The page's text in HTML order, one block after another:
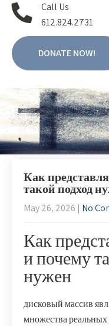
Call Us
612.824.2731
DONATE NOW!
Как
такой подход
May 26, 2026 | No
Как
и почему
нужен
дисковый массив
множества